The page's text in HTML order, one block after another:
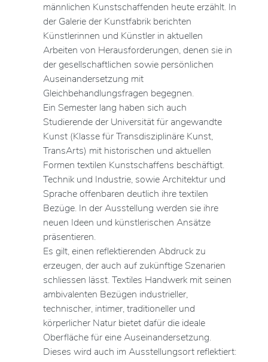
männlichen Kunstschaffenden heute erzählt. In
der Galerie der Kunstfabrik berichten
Künstlerinnen und Künstler in aktuellen
Arbeiten von Herausforderungen, denen sie in
der gesellschaftlichen sowie persönlichen
Auseinandersetzung mit
Gleichbehandlungsfragen begegnen.
Ein Semester lang haben sich auch
Studierende der Universität für angewandte
Kunst (Klasse für Transdisziplinäre Kunst,
TransArts) mit historischen und aktuellen
Formen textilen Kunstschaffens beschäftigt.
Technik und Industrie, sowie Architektur und
Sprache offenbaren deutlich ihre textilen
Bezüge. In der Ausstellung werden sie ihre
neuen Ideen und künstlerischen Ansätze
präsentieren.
Es gilt, einen reflektierenden Abdruck zu
erzeugen, der auch auf zukünftige Szenarien
schliessen lässt. Textiles Handwerk mit seinen
ambivalenten Bezügen industrieller,
technischer, intimer, traditioneller und
körperlicher Natur bietet dafür die ideale
Oberfläche für eine Auseinandersetzung.
Dieses wird auch im Ausstellungsort reflektiert: